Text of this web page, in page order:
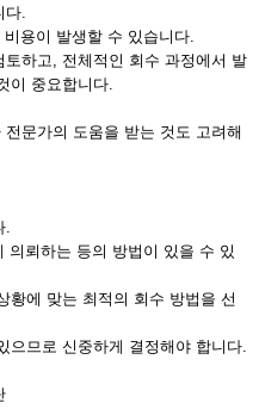
다.
용이 발생할 수 있습니다.
하고, 전체적인 회수 과정에서 발
이 중요합니다.
문가의 도움을 받는 것도 고려해
.
의뢰하는 등의 방법이 있을 수 있
황에 맞는 최적의 회수 방법을 선
으므로 신중하게 결정해야 합니다.